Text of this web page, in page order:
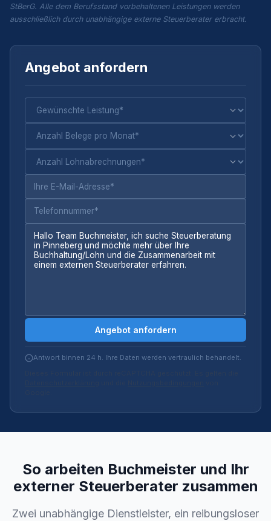
StBerG. Alle dem Berufsstand vorbehaltenen Leistungen werden
ausschließlich durch unabhängige externe Steuerberater erbracht.
Angebot anfordern
Angebot anfordern
Antwort binnen 24 h. Ihre Daten werden vertraulich behandelt.
So arbeiten Buchmeister und Ihr
externer Steuerberater zusammen
Zwei unabhängige Dienstleister, ein reibungsloser